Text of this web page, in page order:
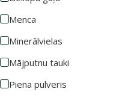
Menca
Minerālvielas
Mājputnu tauki
Piena pulveris